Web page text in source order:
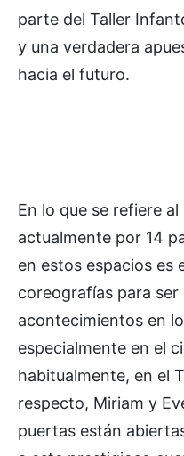
parte del Taller
y una verdadera
hacia el futuro.
En lo que se refiere
actualmente por 14
en estos espacios es
coreografías para ser
acontecimientos en
especialmente en el
habitualmente, en el
respecto, Miriam y
puertas están